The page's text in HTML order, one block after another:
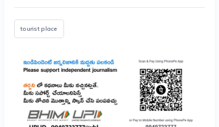
tourist place